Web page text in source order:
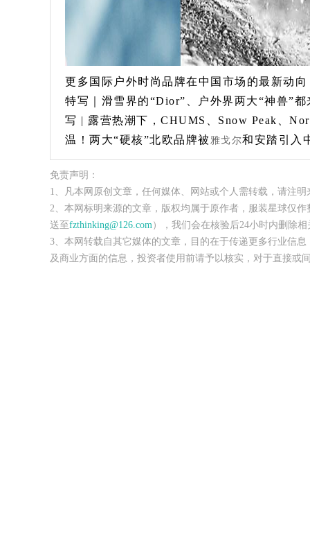
更多国际户外时尚品牌在中国市场的最新动
特写｜滑雪界的“Dior”、户外界两大“神兽”
写 | 露营热潮下，CHUMS、Snow Peak、
温！两大“硬核”北欧品牌被 雅戈尔和安踏引入
免责声明：
1、凡本网原创文章，任何媒体、网站或个人需转载，请注明
2、本网标明来源的文章，版权均属于原作者，服装星球仅
送至fzthinking@126.com），我们会在核验后24小时内删除
3、本网转载自其它媒体的文章，目的在于传递更多行业信
及商业方面的信息，投资者使用前请予以核实，对于直接或